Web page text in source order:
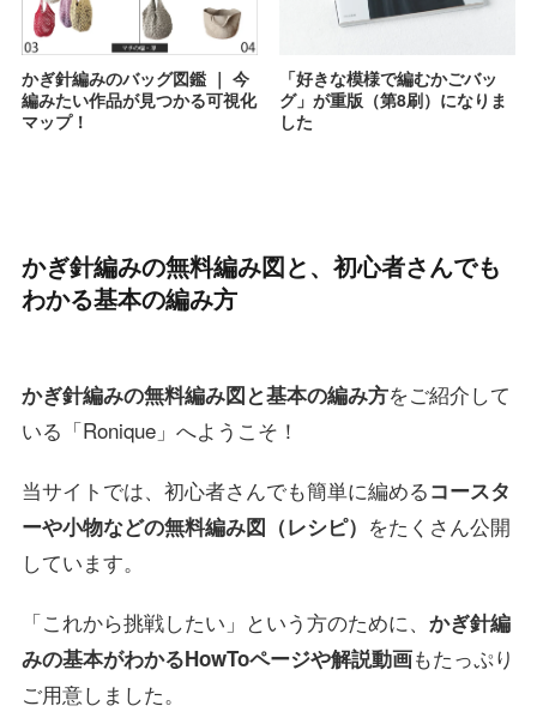
かぎ針編みのバッグ図鑑 ｜ 今
編みたい作品が見つかる可視化
マップ！
「好きな模様で編むかごバッ
グ」が重版（第8刷）になりま
した
かぎ針編みの無料編み図と、初心者さんでも
わかる基本の編み方
かぎ針編みの無料編み図と基本の編み方をご紹介して
いる「Ronique」へようこそ！
当サイトでは、初心者さんでも簡単に編めるコースタ
ーや小物などの無料編み図（レシピ） をたくさん公開
しています。
「これから挑戦したい」という方のために、 かぎ針編
みの基本がわかるHowToページや解説動画もたっぷり
ご用意しました。